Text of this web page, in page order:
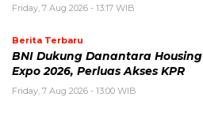
Friday, 7 Aug 2026 - 13:17 WIB
Berita Terbaru
BNI Dukung Danantara Housing
Expo 2026, Perluas Akses KPR
Friday, 7 Aug 2026 - 13:00 WIB